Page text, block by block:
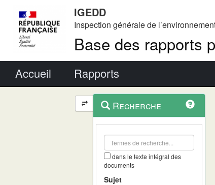
IGEDD
Inspection générale de
Base des rapports
Accueil Rapports
Navigation
et
outils
contextuel
Recherche
dans le texte intégral des
documents
Sujet